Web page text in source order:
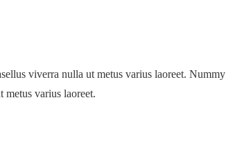
viverra nulla ut metus varius laoreet. Nummy
varius laoreet.